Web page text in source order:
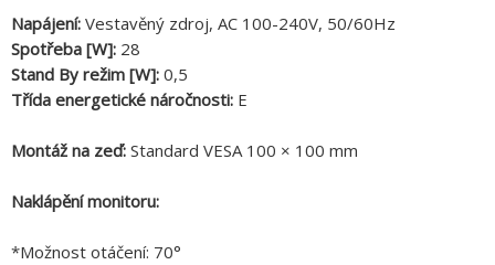
Napájení: Vestavěný zdroj, AC 100-240V, 50/60Hz
Spotřeba [W]: 28
Stand By režim [W]: 0,5
Třída energetické náročnosti: E
Montáž na zeď: Standard VESA 100 × 100 mm
Naklápění monitoru:
*Možnost otáčení: 70°